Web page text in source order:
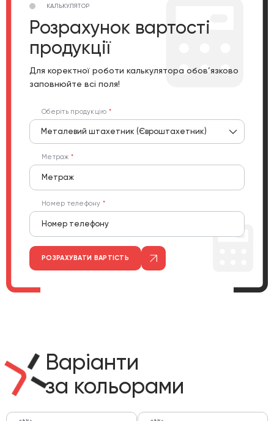
КАЛЬКУЛЯТОР
Розрахунок вартості
продукції
Для коректної роботи калькулятора обов’язково
заповнюйте всі поля!
Оберіть продукцію
Металевий штахетник (Євроштахетник)
Метраж
Номер телефону
РОЗРАХУВАТИ ВАРТІСТЬ
Варіанти
за кольорами